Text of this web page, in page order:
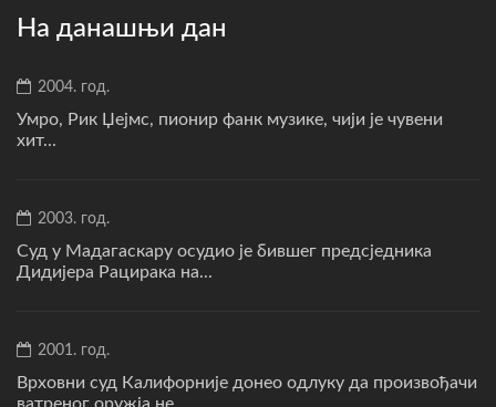
На данашњи дан
2004. год.
Умро, Рик Џејмс, пионир фанк музике, чији је чувени
хит...
2003. год.
Суд у Мадагаскару осудио је бившег предсједника
Дидијера Рацирака на...
2001. год.
Врховни суд Калифорније донео одлуку да произвођачи